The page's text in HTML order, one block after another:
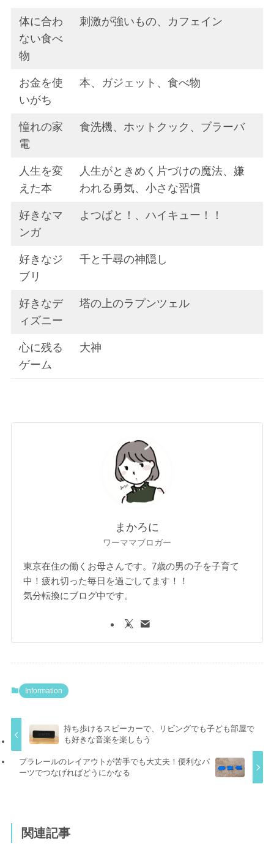
体に合わ
ない食べ
物
刺激が強いもの、カフェイン
お金を使
いがち
本、ガジェット、食べ物
憧れの家
電
食洗機、ホットクック、ブラーバ
人生を変
えた本
人生がときめく片づけの魔法、嫌
われる勇気、小さな習慣
好きなマ
ンガ
よつばと！、ハイキュー！！
好きなジ
ブリ
千と千尋の神隠し
好きなデ
ィズニー
塔の上のラプンツェル
心に残る
ゲーム
大神
まかろに
ワーママブロガー
東京在住の働くお母さんです。7歳の男の子を子育て
中！疲れ切った毎日を過ごしてます！！
気分転換にブログ中です。
Information
持ち歩けるスピーカーで、リビングでも子ども部屋で
も好きな音楽を楽しもう
プラレールのレイアウトが苦手でも大丈夫！便利なパ
ーツでつなげればどうにかなる
関連記事